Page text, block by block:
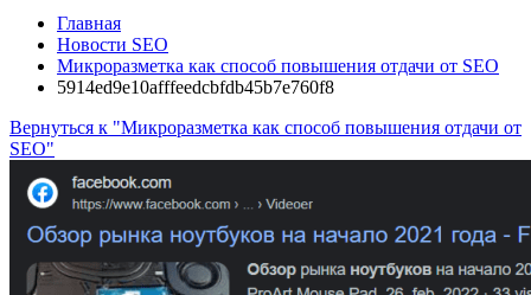
Главная
Новости SEO
Микроразметка как способ повышения отдачи от SEO
5914ed9e10afffeedcbfdb45b7e760f8
Вернуться к "Микроразметка как способ повышения отдачи от
SEO"